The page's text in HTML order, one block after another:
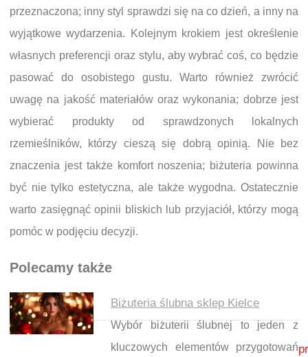
przeznaczona; inny styl sprawdzi się na co dzień, a inny na
wyjątkowe wydarzenia. Kolejnym krokiem jest określenie
własnych preferencji oraz stylu, aby wybrać coś, co będzie
pasować do osobistego gustu. Warto również zwrócić
uwagę na jakość materiałów oraz wykonania; dobrze jest
wybierać produkty od sprawdzonych lokalnych
rzemieślników, którzy cieszą się dobrą opinią. Nie bez
znaczenia jest także komfort noszenia; biżuteria powinna
być nie tylko estetyczna, ale także wygodna. Ostatecznie
warto zasięgnąć opinii bliskich lub przyjaciół, którzy mogą
pomóc w podjęciu decyzji.
Polecamy także
Biżuteria ślubna sklep Kielce
Wybór biżuterii ślubnej to jeden z
kluczowych elementów przygotowań
Nawigacja wpisu